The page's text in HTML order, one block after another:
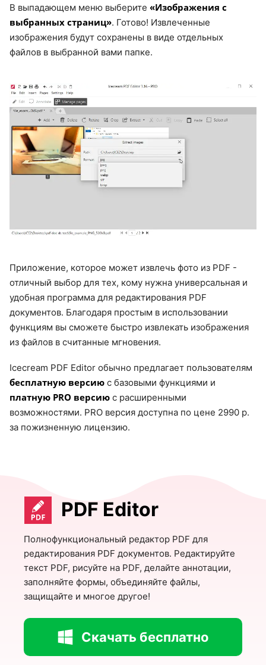
В выпадающем меню выберите «Изображения с
выбранных страниц». Готово! Извлеченные
изображения будут сохранены в виде отдельных
файлов в выбранной вами папке.
Приложение, которое может извлечь фото из PDF -
отличный выбор для тех, кому нужна универсальная и
удобная программа для редактирования PDF
документов. Благодаря простым в использовании
функциям вы сможете быстро извлекать изображения
из файлов в считанные мгновения.
Icecream PDF Editor обычно предлагает пользователям
бесплатную версию с базовыми функциями и
платную PRO версию с расширенными
возможностями. PRO версия доступна по цене 2990 р.
за пожизненную лицензию.
PDF Editor
Полнофункциональный редактор PDF для
редактирования PDF документов. Редактируйте
текст PDF, рисуйте на PDF, делайте аннотации,
заполняйте формы, объединяйте файлы,
защищайте и многое другое!
Скачать бесплатно